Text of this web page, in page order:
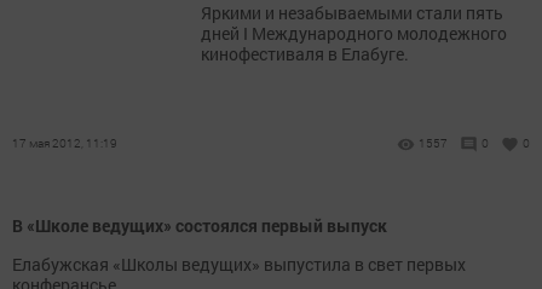
Яркими и незабываемыми стали пять
дней I Международного молодежного
кинофестиваля в Елабуге.
17 мая 2012, 11:19 1557 0 0
В «Школе ведущих» состоялся первый выпуск
Елабужская «Школы ведущих» выпустила в свет первых